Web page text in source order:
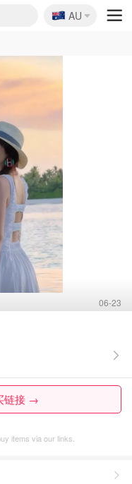
🇦🇺
AU
06-23
链接 →
items via our links.